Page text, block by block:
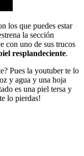
los que puedes estar
la sección
con uno de sus trucos
resplandeciente.
Pues la youtuber te lo
y agua y una hoja
es una piel tersa y
lo pierdas!